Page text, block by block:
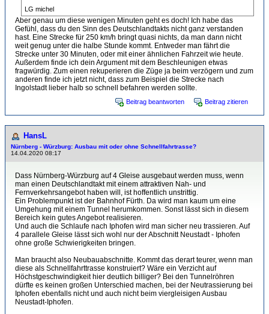
LG michel
Aber genau um diese wenigen Minuten geht es doch! Ich habe das
Gefühl, dass du den Sinn des Deutschlandtakts nicht ganz verstanden
hast. Eine Strecke für 250 km/h bringt quasi nichts, da man dann nicht
weit genug unter die halbe Stunde kommt. Entweder man fährt die
Strecke unter 30 Minuten, oder mit einer ähnlichen Fahrzeit wie heute.
Außerdem finde ich dein Argument mit dem Beschleunigen etwas
fragwürdig. Zum einen rekuperieren die Züge ja beim verzögern und zum
anderen finde ich jetzt nicht, dass zum Beispiel die Strecke nach
Ingolstadt lieber halb so schnell befahren werden sollte.
Beitrag beantworten Beitrag zitieren
HansL
Nürnberg - Würzburg: Ausbau mit oder ohne Schnellfahrtrasse?
14.04.2020 08:17
Dass Nürnberg-Würzburg auf 4 Gleise ausgebaut werden muss, wenn
man einen Deutschlandtakt mit einem attraktiven Nah- und
Fernverkehrsangebot haben will, ist hoffentlich unstrittig.
Ein Problempunkt ist der Bahnhof Fürth. Da wird man kaum um eine
Umgehung mit einem Tunnel herumkommen. Sonst lässt sich in diesem
Bereich kein gutes Angebot realisieren.
Und auch die Schlaufe nach Iphofen wird man sicher neu trassieren. Auf
4 parallele Gleise lässt sich wohl nur der Abschnitt Neustadt - Iphofen
ohne große Schwierigkeiten bringen.
Man braucht also Neubauabschnitte. Kommt das derart teurer, wenn man
diese als Schnellfahrttrasse konstruiert? Wäre ein Verzicht auf
Höchstgeschwindigkeit hier deutlich billiger? Bei den Tunnelröhren
dürfte es keinen großen Unterschied machen, bei der Neutrassierung bei
Iphofen ebenfalls nicht und auch nicht beim viergleisigen Ausbau
Neustadt-Iphofen.